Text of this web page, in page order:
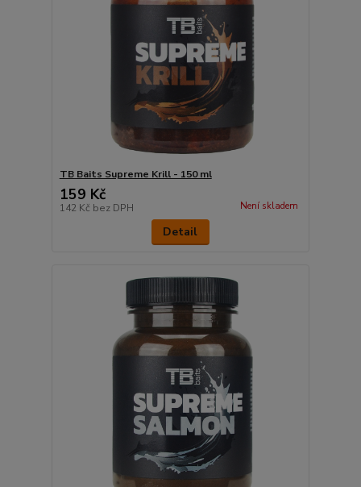
TB Baits Supreme Krill - 150 ml
159 Kč
142 Kč bez DPH Není skladem
Detail